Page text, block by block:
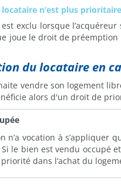
n’est plus
exclu lorsque
joue le droit de préemption
du locataire en
vendre son logement
alors d'un droit de
n’a vocation à
le bien est vendu occupé
dans l‘achat du